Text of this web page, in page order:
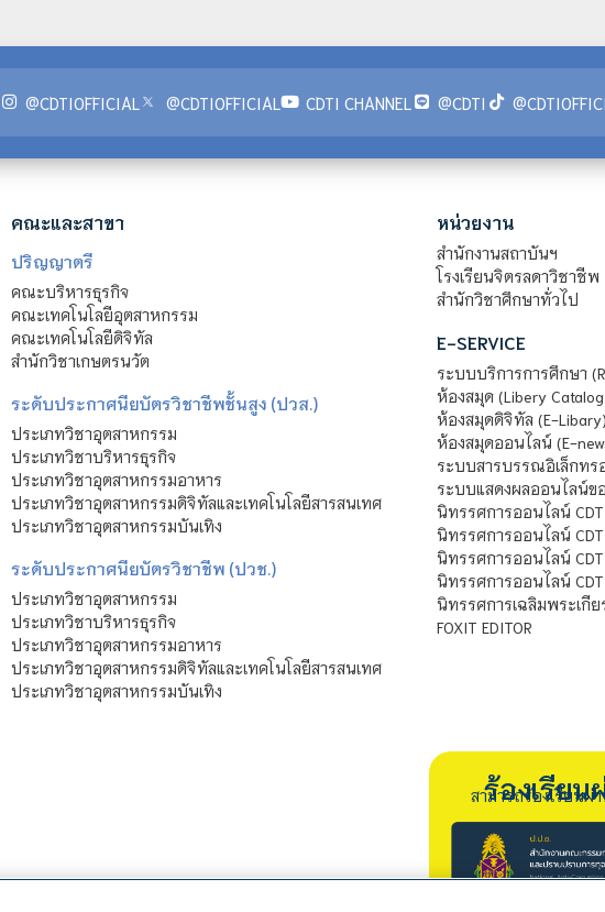
@CDTIOFFICIAL @CDTIOFFICIAL CDTI CHANNEL @CDTI
คณะและสาขา
ปริญญาตรี
คณะบริหารธุรกิจ
คณะเทคโนโลยีอุตสาหกรรม
คณะเทคโนโลยีดิจิทัล
สำนักวิชาเกษตรนวัต
ระดับประกาศนียบัตรวิชาชีพชั้นสูง (ปวส.)
ประเภทวิชาอุตสาหกรรม
ประเภทวิชาบริหารธุรกิจ
ประเภทวิชาอุตสาหกรรมอาหาร
ประเภทวิชาอุตสาหกรรมดิจิทัลและเทคโนโลยีสารสนเทศ
ประเภทวิชาอุตสาหกรรมบันเทิง
ระดับประกาศนียบัตรวิชาชีพ (ปวช.)
ประเภทวิชาอุตสาหกรรม
ประเภทวิชาบริหารธุรกิจ
ประเภทวิชาอุตสาหกรรมอาหาร
ประเภทวิชาอุตสาหกรรมดิจิทัลและเทคโนโลยีสารสนเทศ
ประเภทวิชาอุตสาหกรรมบันเทิง
หน่วยงาน
สำนักงานสถาบันฯ
โรงเรียนจิตรลดาวิชาชีพ
สำนักวิชาศึกษาทั่วไป
E-SERVICE
ระบบบริการการศึกษา
ห้องสมุด (Libery Catalog
ห้องสมุดดิจิทัล (E-Libary)
ห้องสมุดออนไลน์ (E-
ระบบสารบรรณอิเล็กทร
ระบบแสดงผลออนไลน์ข
นิทรรศการออนไลน์
นิทรรศการออนไลน์
นิทรรศการออนไลน์
นิทรรศการออนไลน์
นิทรรศการเฉลิมพระเกี
FOXIT EDITOR
ร้องเรีย
สามารถร้องเรียน